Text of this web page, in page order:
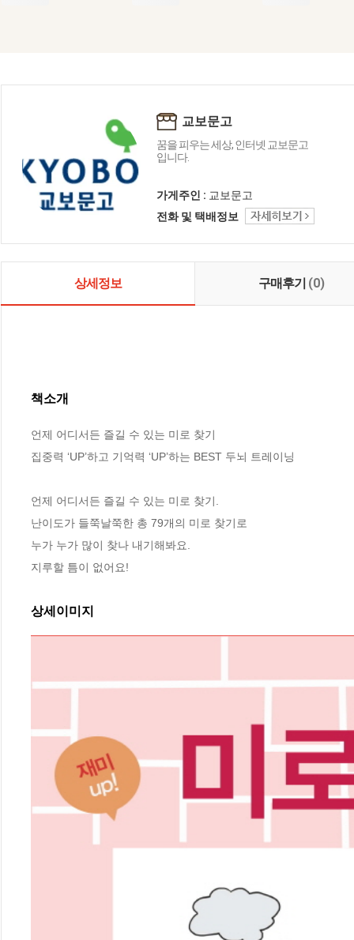
교보문고
꿈을 피우는 세상, 인터넷 교보문고
입니다.
가게주인 : 교보문고
전화 및 택배정보
상세정보 구매후기 (0)
책소개
언제 어디서든 즐길 수 있는 미로 찾기
집중력 ‘UP’하고 기억력 ‘UP’하는 BEST 두뇌 트레이닝
언제 어디서든 즐길 수 있는 미로 찾기.
난이도가 들쭉날쭉한 총 79개의 미로 찾기로
누가 누가 많이 찾나 내기해봐요.
지루할 틈이 없어요!
상세이미지